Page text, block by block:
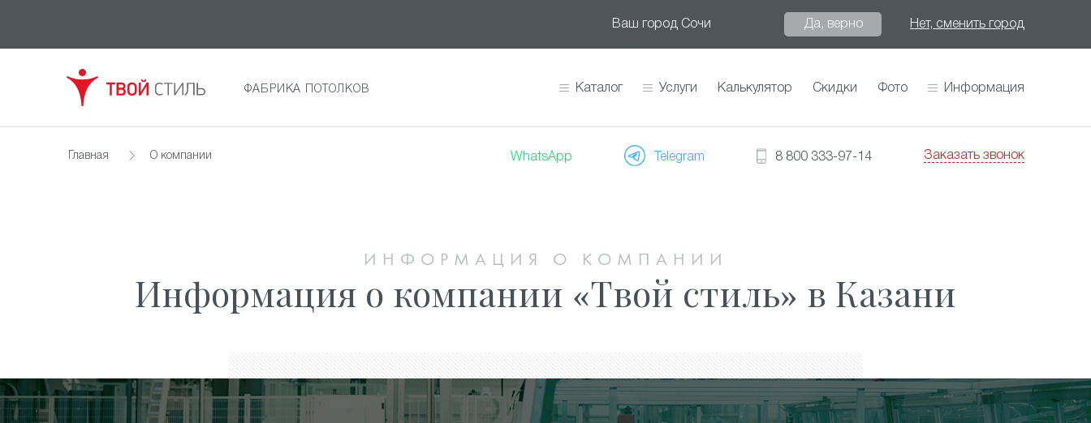
Ваш город Сочи Да, верно Нет, сменить город
ФАБРИКА ПОТОЛКОВ Каталог Услуги Калькулятор Скидки Фото Информация
Главная О компании WhatsApp Telegram 8 800 333-97-14 Заказать звонок
ИНФОРМАЦИЯ О КОМПАНИИ
Информация о компании «Твой стиль» в Казани